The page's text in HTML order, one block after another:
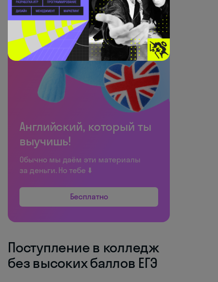
Английский, который ты
выучишь!
Обычно мы даём эти материалы
за деньги. Но тебе ⬇️
Бесплатно
Поступление в колледж
без высоких баллов ЕГЭ